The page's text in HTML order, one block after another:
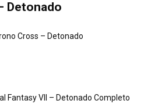
Detonado
Cross – Detonado
Fantasy VII – Detonado Completo